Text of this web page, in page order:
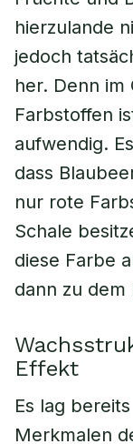
hierzulande
jedoch
her. Denn im
Farbstoffen
aufwendig.
dass
nur rote
Schale
diese Farbe
dann zu dem
Effekt
Es lag
Merkmalen